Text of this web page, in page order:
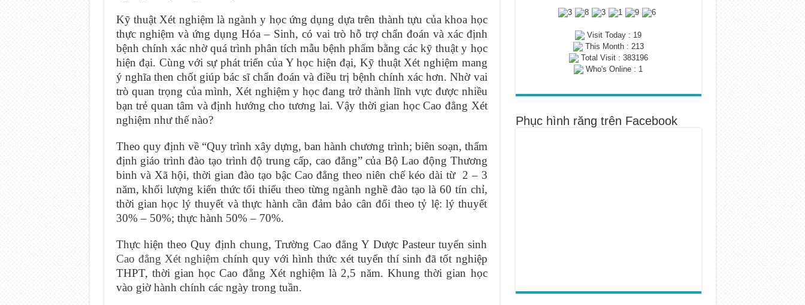
Kỹ thuật Xét nghiệm là ngành y học ứng dụng dựa trên thành tựu của khoa học
thực nghiệm và ứng dụng Hóa – Sinh, có vai trò hỗ trợ chẩn đoán và xác định
bệnh chính xác nhờ quá trình phân tích mẫu bệnh phẩm bằng các kỹ thuật y học
hiện đại. Cùng với sự phát triển của Y học hiện đại, Kỹ thuật Xét nghiệm mang
ý nghĩa then chốt giúp bác sĩ chẩn đoán và điều trị bệnh chính xác hơn. Nhờ vai
trò quan trọng của mình, Xét nghiệm y học đang trở thành lĩnh vực được nhiều
bạn trẻ quan tâm và định hướng cho tương lai. Vậy thời gian học Cao đẳng Xét
nghiệm như thế nào?
Theo quy định về “Quy trình xây dựng, ban hành chương trình; biên soạn, thẩm
định giáo trình đào tạo trình độ trung cấp, cao đẳng” của Bộ Lao động Thương
binh và Xã hội, thời gian đào tạo bậc Cao đẳng theo niên chế kéo dài từ 2 – 3
năm, khối lượng kiến thức tối thiểu theo từng ngành nghề đào tạo là 60 tín chỉ,
thời gian học lý thuyết và thực hành cần đảm bảo cân đối theo tỷ lệ: lý thuyết
30% – 50%; thực hành 50% – 70%.
Thực hiện theo Quy định chung, Trường Cao đẳng Y Dược Pasteur tuyển sinh
Cao đẳng Xét nghiệm chính quy với hình thức xét tuyển thí sinh đã tốt nghiệp
THPT, thời gian học Cao đẳng Xét nghiệm là 2,5 năm. Khung thời gian học
vào giờ hành chính các ngày trong tuần.
Visit Today : 19
This Month : 213
Total Visit : 383196
Who's Online : 1
Phục hình răng trên Facebook